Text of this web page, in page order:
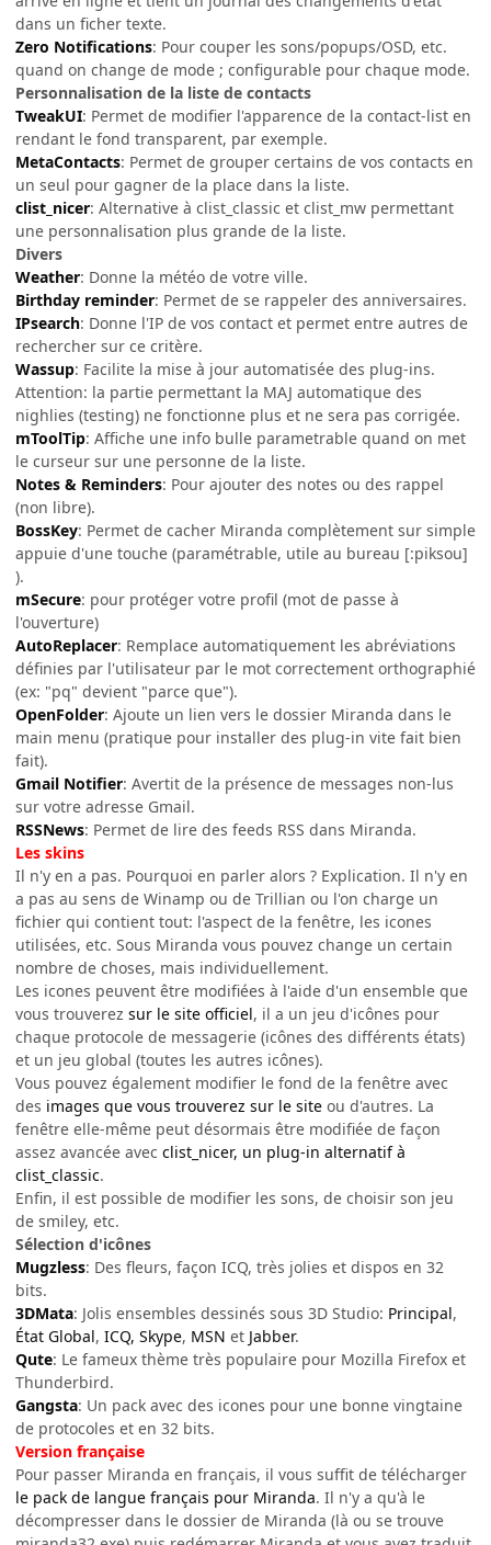
dans un ficher texte.
Zero Notifications: Pour couper les sons/popups/OSD, etc.
quand on change de mode ; configurable pour chaque mode.
Personnalisation de la liste de contacts
TweakUI: Permet de modifier l'apparence de la contact-list en
rendant le fond transparent, par exemple.
MetaContacts: Permet de grouper certains de vos contacts en
un seul pour gagner de la place dans la liste.
clist_nicer: Alternative à clist_classic et clist_mw permettant
une personnalisation plus grande de la liste.
Divers
Weather: Donne la météo de votre ville.
Birthday reminder: Permet de se rappeler des anniversaires.
IPsearch: Donne l'IP de vos contact et permet entre autres de
rechercher sur ce critère.
Wassup: Facilite la mise à jour automatisée des plug-ins.
Attention: la partie permettant la MAJ automatique des
nighlies (testing) ne fonctionne plus et ne sera pas corrigée.
mToolTip: Affiche une info bulle parametrable quand on met
le curseur sur une personne de la liste.
Notes & Reminders: Pour ajouter des notes ou des rappel
(non libre).
BossKey: Permet de cacher Miranda complètement sur simple
appuie d'une touche (paramétrable, utile au bureau [:piksou]
).
mSecure: pour protéger votre profil (mot de passe à
l'ouverture)
AutoReplacer: Remplace automatiquement les abréviations
définies par l'utilisateur par le mot correctement orthographié
(ex: "pq" devient "parce que").
OpenFolder: Ajoute un lien vers le dossier Miranda dans le
main menu (pratique pour installer des plug-in vite fait bien
fait).
Gmail Notifier: Avertit de la présence de messages non-lus
sur votre adresse Gmail.
RSSNews: Permet de lire des feeds RSS dans Miranda.
Les skins
Il n'y en a pas. Pourquoi en parler alors ? Explication. Il n'y en
a pas au sens de Winamp ou de Trillian ou l'on charge un
fichier qui contient tout: l'aspect de la fenêtre, les icones
utilisées, etc. Sous Miranda vous pouvez change un certain
nombre de choses, mais individuellement.
Les icones peuvent être modifiées à l'aide d'un ensemble que
vous trouverez sur le site officiel, il a un jeu d'icônes pour
chaque protocole de messagerie (icônes des différents états)
et un jeu global (toutes les autres icônes).
Vous pouvez également modifier le fond de la fenêtre avec
des images que vous trouverez sur le site ou d'autres. La
fenêtre elle-même peut désormais être modifiée de façon
assez avancée avec clist_nicer, un plug-in alternatif à
clist_classic.
Enfin, il est possible de modifier les sons, de choisir son jeu
de smiley, etc.
Sélection d'icônes
Mugzless: Des fleurs, façon ICQ, très jolies et dispos en 32
bits.
3DMata: Jolis ensembles dessinés sous 3D Studio: Principal,
État Global, ICQ, Skype, MSN et Jabber.
Qute: Le fameux thème très populaire pour Mozilla Firefox et
Thunderbird.
Gangsta: Un pack avec des icones pour une bonne vingtaine
de protocoles et en 32 bits.
Version française
Pour passer Miranda en français, il vous suffit de télécharger
le pack de langue français pour Miranda. Il n'y a qu'à le
décompresser dans le dossier de Miranda (là ou se trouve